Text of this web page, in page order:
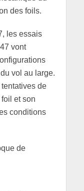
des foils.
les essais
vont
vol au large.
de
et son
conditions